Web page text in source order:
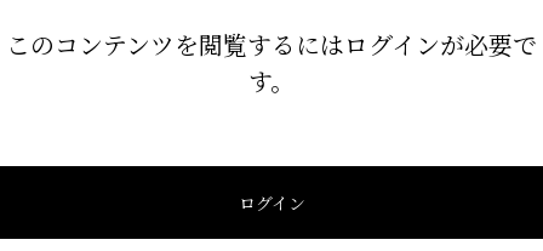
このコンテンツを閲覧するにはログインが必要で
す。
ログイン